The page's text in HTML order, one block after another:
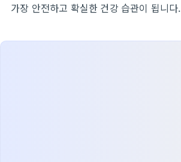
가장 안전하고 확실한 건강 습관이 됩니다.